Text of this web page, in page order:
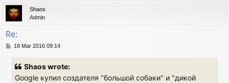
Shaos
Admin
Re:
P18 Mar 2016 09:14
Shaos wrote:
Google купил создателя "большой собаки" и "дикой